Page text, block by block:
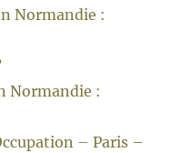
Normandie :
Normandie :
– Paris –